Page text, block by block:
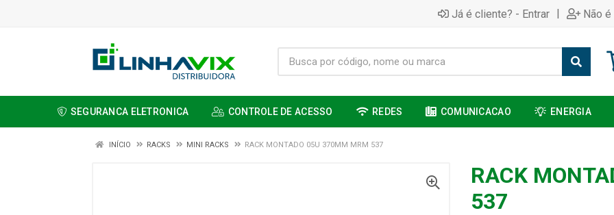
Já é cliente? - Entrar | Não
SEGURANCA ELETRONICA CONTROLE DE ACESSO REDES COMUNICACAO ENERGIA
INÍCIO RACKS MINI RACKS RACK MONTADO 05U 370MM MRM 537
RACK
537